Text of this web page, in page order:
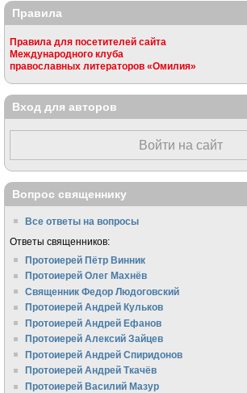
Правила
Правила для посетителей сайта
Международного клуба
православных литераторов «Омилия»
Вход для авторов
Войти на сайт
Вопрос священнику
Все ответы на вопросы
Ответы священников:
Протоиерей Пётр Винник
Протоиерей Олег Махнёв
Священник Федор Людоговский
Протоиерей Андрей Кульков
Протоиерей Андрей Ефанов
Протоиерей Алексий Зайцев
Протоиерей Андрей Спиридонов
Протоиерей Андрей Ткачёв
Протоиерей Василий Мазур